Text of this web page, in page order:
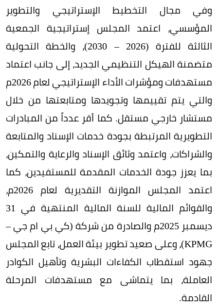
وفي مجال التخطيط الإستراتيجي والتطوير
المؤسسي، اعتمد المجلس إستراتيجية الجمعية
الثالثة للفترة (2026 – 2030)، والخطة التحولية
متضمنة الهيكل التنظيمي الجديد، إلى جانب اعتماد
مستهدفات ومؤشرات الأداء الإستراتيجي لعام 2026م
والتي يتم تقييمها وتجويدها ومتابعتها من خلال
مستشار خارجي مستقل. كما أقر عدداً من المبادرات
التطويرية المرتبطة بجودة خدمات الإسناد والمتابعة
والشراكات، واعتمد وثائق الإسناد والرعاية والتمكين،
بما يعزز جودة الخدمات المقدمة للمستفيدين، كما
اعتمد المجلس الموازنة التقديرية لعام 2026م،
والقوائم المالية للسنة المالية المنتهية في 31
ديسمبر 2025م والصادرة من شركة (كي بي ام جي –
KPMG)، وعلى صعيد تطوير بيئة العمل، تابع المجلس
جهود استقطاب الكفاءات البشرية وتأهيل الكوادر
العاملة، بما يتماشى مع مستهدفات المرحلة
القادمة.